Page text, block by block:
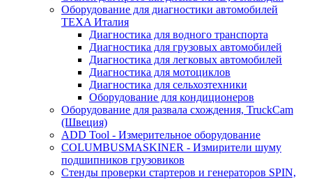
Оборудование для диагностики автомобилей
TEXA Италия
Диагностика для водного транспорта
Диагностика для грузовых автомобилей
Диагностика для легковых автомобилей
Диагностика для мотоциклов
Диагностика для сельхозтехники
Оборудование для кондиционеров
Оборудование для развала схождения, TruckCam
(Швеция)
ADD Tool - Измерительное оборудование
COLUMBUSMASKINER - Измирители шуму
подшипников грузовиков
Стенды проверки стартеров и генераторов SPIN,